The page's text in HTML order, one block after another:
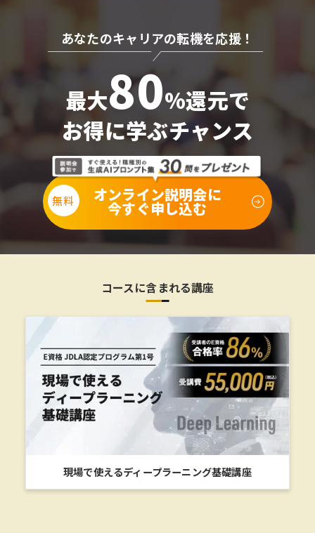
あなたのキャリアの転機を応援！
最大80%還元で
お得に学ぶチャンス
オンライン説明会に
今すぐ申し込む
コースに含まれる講座
現場で使えるディープラーニング基礎講座